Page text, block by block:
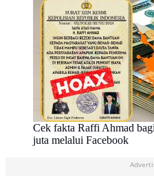
Cek fakta Raffi Ahmad
juta melalui Facebook